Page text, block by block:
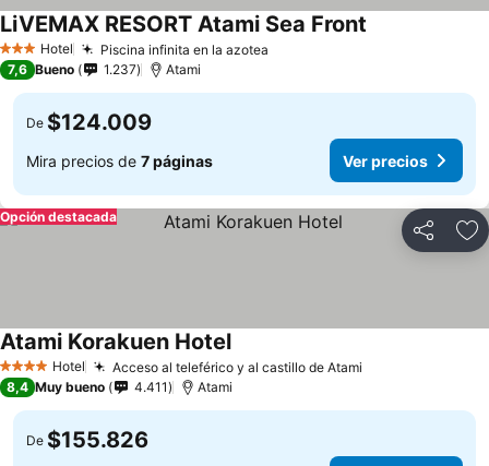
3 Estrellas
Hotel Piscina infinita en la azotea
LiVEMAX RESORT Atami Sea Front
7,6 Bueno 1.237 Atami
De $124.009
Mira precios de 7 páginas Ver precios
Compartir
Opción destacada
4 EstrellasHotel Acceso al teleférico y al castillo de Atami
Atami Korakuen HotelVer precios
8,4 Muy bueno 4.411 Atami
De $155.826